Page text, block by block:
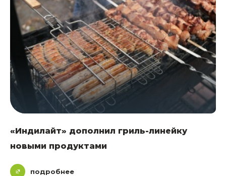
«Индилайт» дополнил гриль-линейку
новыми продуктами
подробнее